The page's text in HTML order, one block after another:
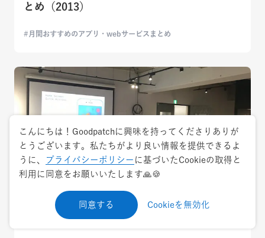
とめ（2013）
月間おすすめのアプリ・webサービスまとめ
ナレッジ・ノウハウ
こんにちは！Goodpatchに興味を持ってくださりありが
とうございます。私たちがより良い情報を提供できるよ
うに、
プライバシーポリシー に基づいたCookieの取得と
利用に同意をお願いいたします🙏🍪
同意する Cookieを無効化